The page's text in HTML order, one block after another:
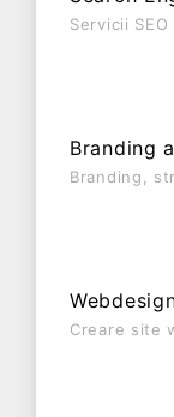
Servicii
Branding
Branding,
Creare site